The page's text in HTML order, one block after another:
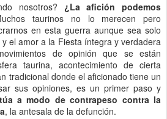
nosotros? ¿La afición podemos
taurinos no lo merecen pero
en esta guerra aunque sea solo
el amor a la Fiesta íntegra y verdadera
de opinión que se están
taurina, acontecimiento de cierta
tradicional donde el aficionado tiene un
sus opiniones, es un primer paso y
a modo de contrapeso contra la
, la antesala de la defunción.